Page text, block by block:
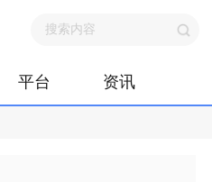
平台 资讯